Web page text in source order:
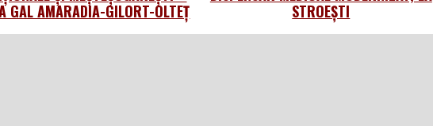
GAL AMARADIA-GILORT-OLTEȚ
STROEȘTI